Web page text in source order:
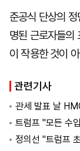
준공식 단상의
명된 근로자들의
이 작용한 것이
관련기사
관세 발표 날
트럼프 "모든 수
정의선 "트럼프